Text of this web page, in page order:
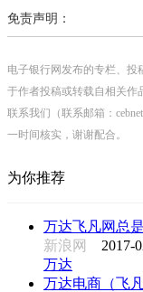
免责声明：
电子银行网发布的专栏、投
于作者投稿或转载自相关作
联系我们（联系邮箱：
一时间核实，谢谢配合。
为你推荐
万达飞凡网总
新浪网 2017-
万达
万达电商（飞